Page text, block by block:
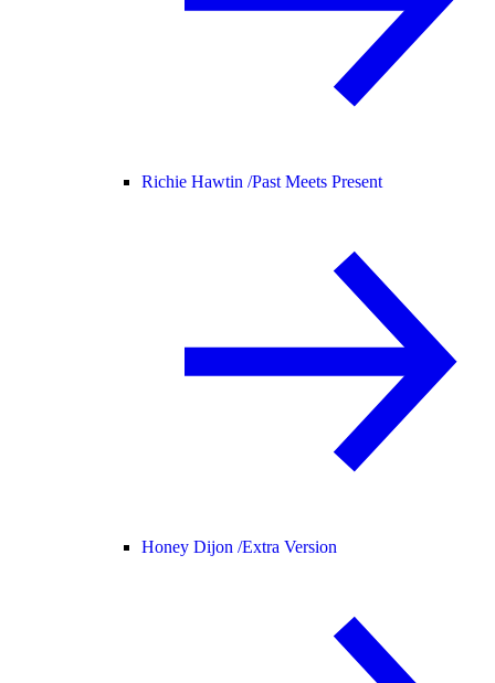
Richie Hawtin /Past Meets Present
Honey Dijon /Extra Version